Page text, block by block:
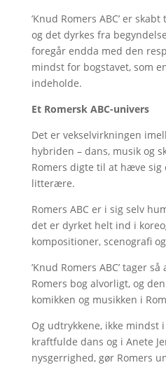
’Knud Romers ABC’ er
og det dyrkes fra
foregår endda med den
mindst for bogstavet, som
indeholde.
Et Romersk ABC-univers
Det er vekselvirkningen
hybriden – dans, musik og
Romers digte til at hæve sig
litterære.
Romers ABC er i sig selv
det er dyrket helt ind i
kompositioner, scenografi
’Knud Romers ABC’ tager
Romers bog alvorligt, og
komikken og musikken i
Og udtrykkene, ikke mindst
kraftfulde dans og i Anete
nysgerrighed, gør Romers